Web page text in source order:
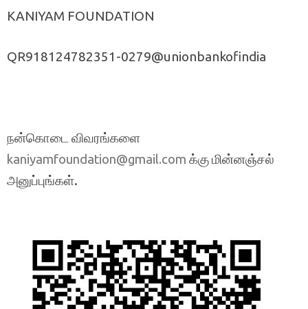
KANIYAM FOUNDATION
QR918124782351-0279@unionbankofindia
நன்கொடை விவரங்களை
kaniyamfoundation@gmail.com க்கு மின்னஞ்சல்
அனுப்புங்கள்.